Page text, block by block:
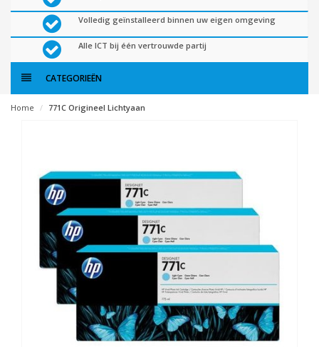
Volledig geïnstalleerd binnen uw eigen omgeving
Alle ICT bij één vertrouwde partij
CATEGORIEËN
Home 771C Origineel Lichtyaan